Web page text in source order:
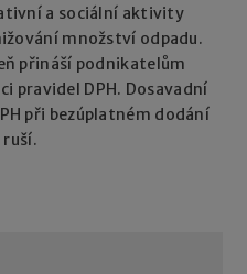
a sociální aktivity
množství odpadu.
přináší podnikatelům
pravidel DPH. Dosavadní
při bezúplatném dodání
ruší.